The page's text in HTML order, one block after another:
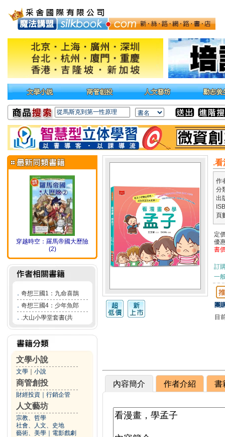
穿越時空：羅馬帝國大歷險
(2)
． 奇想三國1：九命喜鵲
． 奇想三國4：少年魚郎
． .大山小學堂套書(共
文學小說
文學 小說
商管創投
財經投資 行銷企管
人文藝坊
宗教、哲學
社會、人文、史地
藝術、美學
電影戲劇
.
作
分
出
頁
定
優
書
訂
一
團
目
內容簡介 作者介紹 書